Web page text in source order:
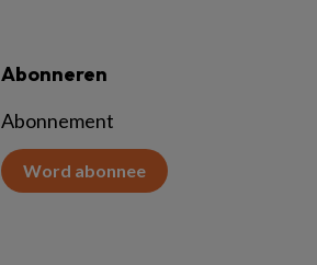
Abonneren
Abonnement
Word abonnee